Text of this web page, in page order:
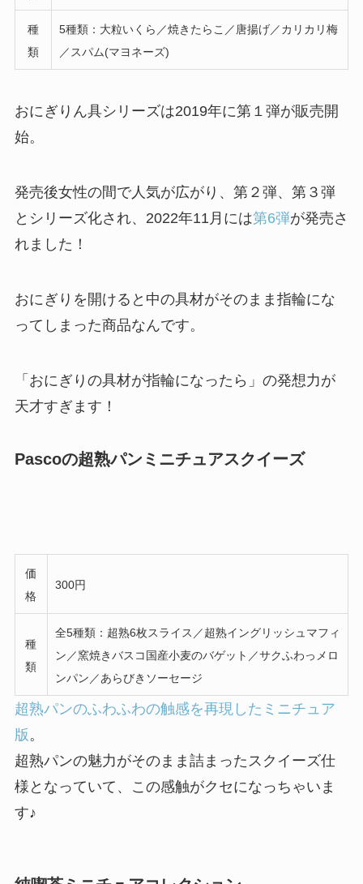
種
類
5種類：大粒いくら／焼きたらこ／唐揚げ／カリカリ梅
／スパム(マヨネーズ)
おにぎりん具シリーズは2019年に第１弾が販売開
始。
発売後女性の間で人気が広がり、第２弾、第３弾
とシリーズ化され、2022年11月には第6弾が発売さ
れました！
おにぎりを開けると中の具材がそのまま指輪にな
ってしまった商品なんです。
「おにぎりの具材が指輪になったら」の発想力が
天才すぎます！
Pascoの超熟パンミニチュアスクイーズ
価
格
300円
種
類
全5種類：超熟6枚スライス／超熟イングリッシュマフィ
ン／窯焼きバスコ国産小麦のバゲット／サクふわっメロ
ンパン／あらびきソーセージ
超熟パンのふわふわの触感を再現したミニチュア
版。
超熟パンの魅力がそのまま詰まったスクイーズ仕
様となっていて、この感触がクセになっちゃいま
す♪